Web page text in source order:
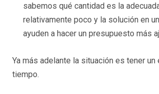
sabemos qué cantidad es la
relativamente poco y la solución en
ayuden a hacer un presupuesto más
Ya más adelante la situación es tener
tiempo.